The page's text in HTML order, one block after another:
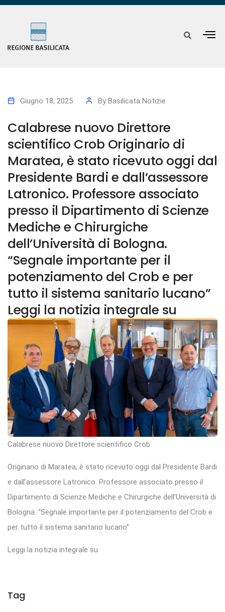
Giugno 18, 2025 By Basilicata Notizie
Calabrese nuovo Direttore
scientifico Crob Originario di
Maratea, è stato ricevuto oggi dal
Presidente Bardi e dall’assessore
Latronico. Professore associato
presso il Dipartimento di Scienze
Mediche e Chirurgiche
dell’Università di Bologna.
“Segnale importante per il
potenziamento del Crob e per
tutto il sistema sanitario lucano”
Leggi la notizia integrale su
Calabrese nuovo Direttore scientifico Crob
Originario di Maratea, è stato ricevuto oggi dal Presidente Bardi
e dall’assessore Latronico. Professore associato presso il
Dipartimento di Scienze Mediche e Chirurgiche dell’Università di
Bologna. “Segnale importante per il potenziamento del Crob e
per tutto il sistema sanitario lucano”
Leggi la notizia integrale su
Tag